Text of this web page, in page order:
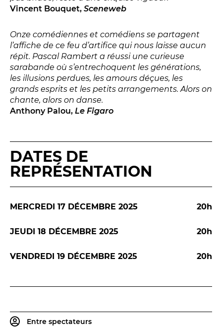
Newsletter
Réservez en ligne
Abonnez-vous en ligne
Billetterie en ligne
contact@theatredenice.org
ADMINISTRATION
Vincent Bouquet, Sceneweb
Onze comédiennes et comédiens se partagent
l’affiche de ce feu d’artifice qui nous laisse aucun
répit. Pascal Rambert a réussi une curieuse
sarabande où s’entrechoquent les générations,
les illusions perdues, les amours déçues, les
grands esprits et les petits arrangements. Alors on
chante, alors on danse.
Anthony Palou, Le Figaro
DATES DE
REPRÉSENTATION
MERCREDI 17 DÉCEMBRE 2025 20h
JEUDI 18 DÉCEMBRE 2025 20h
VENDREDI 19 DÉCEMBRE 2025 20h
Entre spectateurs